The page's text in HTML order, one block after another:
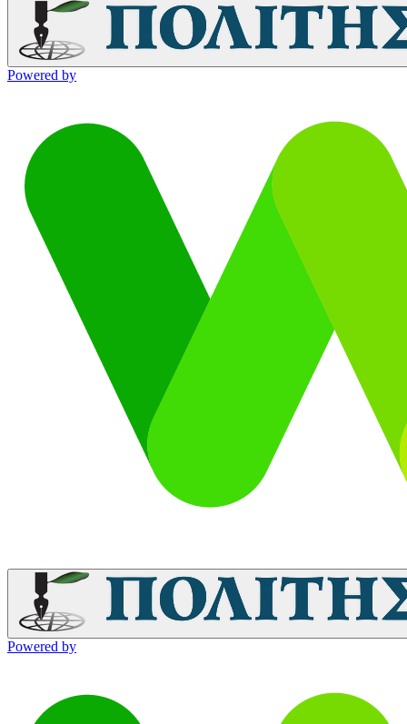
Powered by
Powered by